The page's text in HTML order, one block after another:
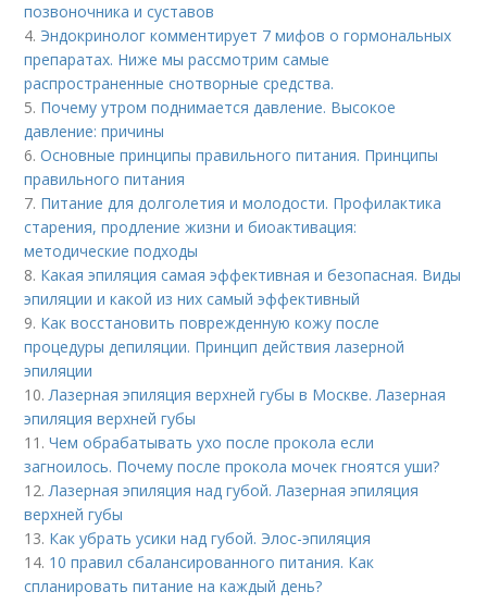
позвоночника и суставов
4. Эндокринолог комментирует 7 мифов о гормональных
препаратах. Ниже мы рассмотрим самые
распространенные снотворные средства.
5. Почему утром поднимается давление. Высокое
давление: причины
6.Основные принципы правильного питания. Принципы
правильного питания
7. Питание для долголетия и молодости. Профилактика
старения, продление жизни и биоактивация:
методические подходы
8. Какая эпиляция самая эффективная и безопасная. Виды
эпиляции и какой из них самый эффективный
9. Как восстановить поврежденную кожу после
процедуры депиляции. Принцип действия лазерной
эпиляции
10.Лазерная эпиляция верхней губы в Москве. Лазерная
эпиляция верхней губы
11.Чем обрабатывать ухо после прокола если
загноилось. Почему после прокола мочек гноятся уши?
12.Лазерная эпиляция над губой. Лазерная эпиляция
верхней губы
13. Как убрать усики над губой. Элос-эпиляция
14. 10 правил сбалансированного питания. Как
спланировать питание на каждый день?